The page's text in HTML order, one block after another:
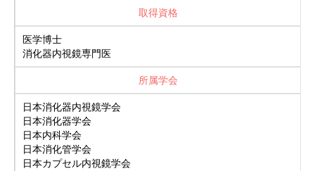
取得資格
医学博士
消化器内視鏡専門医
所属学会
日本消化器内視鏡学会
日本消化器学会
日本内科学会
日本消化管学会
日本カプセル内視鏡学会